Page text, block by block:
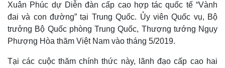
Xuân Phúc dự Diễn đàn cấp cao hợp tác quốc tế “Vành
đai và con đường” tại Trung Quốc. Ủy viên Quốc vụ, Bộ
trưởng Bộ Quốc phòng Trung Quốc, Thượng tướng Ngụy
Phượng Hòa thăm Việt Nam vào tháng 5/2019.
Tại các cuộc thăm chính thức này, lãnh đạo cấp cao hai